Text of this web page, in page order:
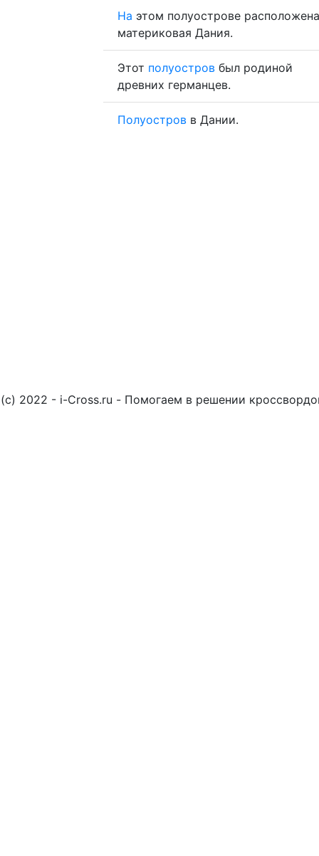
На этом полуострове расположена
материковая Дания.
Этот полуостров был родиной
древних германцев.
Полуостров в Дании.
(c) 2022 - i-Cross.ru - Помогаем в решении